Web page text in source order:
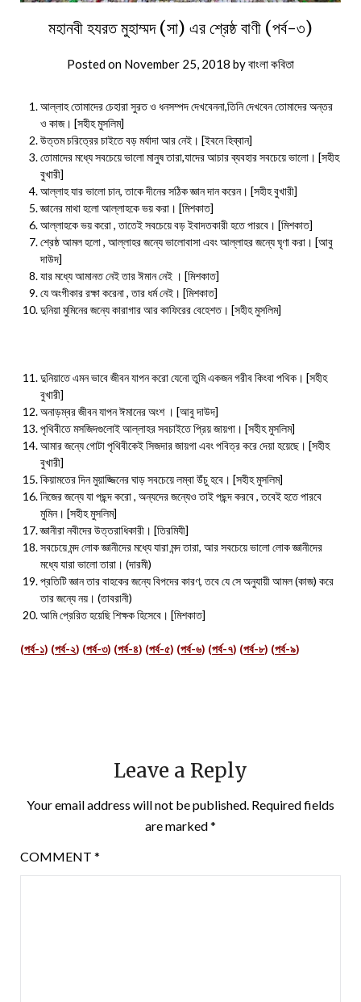
মহানবী হযরত মুহাম্মদ (সা) এর শ্রেষ্ঠ বাণী (পর্ব-৩)
Posted on November 25, 2018 byবাংলা কবিতা
আল্লাহ তোমাদের চেহারা সুরত ও ধনসম্পদ দেখবেননা,তিনি দেখবেন তোমাদের অন্তর
ও কাজ। [সহীহ মুসলিম]
উত্তম চরিত্রের চাইতে বড় মর্যাদা আর নেই। [ইবনে হিব্বান]
তোমাদের মধ্যে সবচেয়ে ভালো মানুষ তারা,যাদের আচার ব্যবহার সবচেয়ে ভালো। [সহীহ
বুখারী]
আল্লাহ যার ভালো চান, তাকে দীনের সঠিক জ্ঞান দান করেন। [সহীহ বুখারী]
জ্ঞানের মাথা হলো আল্লাহকে ভয় করা। [মিশকাত]
আল্লাহকে ভয় করো , তাতেই সবচেয়ে বড় ইবাদতকারী হতে পারবে। [মিশকাত]
শ্রেষ্ঠ আমল হলো , আল্লাহর জন্যে ভালোবাসা এবং আল্লাহর জন্যে ঘৃণা করা। [আবু
দাউদ]
যার মধ্যে আমানত নেই তার ঈমান নেই । [মিশকাত]
যে অংগীকার রক্ষা করেনা , তার ধর্ম নেই। [মিশকাত]
দুনিয়া মুমিনের জন্যে কারাগার আর কাফিরের বেহেশত। [সহীহ মুসলিম]
দুনিয়াতে এমন ভাবে জীবন যাপন করো যেনো তুমি একজন গরীব কিংবা পথিক। [সহীহ
বুখারী]
অনাড়ম্বর জীবন যাপন ঈমানের অংশ । [আবু দাউদ]
পৃথিবীতে মসজিদগুলোই আল্লাহর সবচাইতে প্রিয় জায়গা। [সহীহ মুসলিম]
আমার জন্যে গোটা পৃথিবীকেই সিজদার জায়গা এবং পবিত্র করে দেয়া হয়েছে। [সহীহ
বুখারী]
কিয়ামতের দিন মুয়াজ্জিনের ঘাড় সবচেয়ে লম্বা উঁচু হবে। [সহীহ মুসলিম]
নিজের জন্যে যা পছন্দ করো , অন্যদের জন্যেও তাই পছন্দ করবে , তবেই হতে পারবে
মুমিন। [সহীহ মুসলিম]
জ্ঞানীরা নবীদের উত্তরাধিকারী। [তিরমিযী]
সবচেয়ে মন্দ লোক জ্ঞানীদের মধ্যে যারা মন্দ তারা, আর সবচেয়ে ভালো লোক জ্ঞানীদের
মধ্যে যারা ভালো তারা। (দারমী)
প্রতিটি জ্ঞান তার বাহকের জন্যে বিপদের কার‌ণ, তবে যে সে অনুযায়ী আমল (কাজ) করে
তার জন্যে নয়। (তাবরানী)
আমি প্রেরিত হয়েছি শিক্ষক হিসেবে। [মিশকাত]
(পর্ব-১) (পর্ব-২) (পর্ব-৩) (পর্ব-৪) (পর্ব-৫) (পর্ব-৬) (পর্ব-৭) (পর্ব-৮) (পর্ব-৯)
Leave a Reply
Your email address will not be published. Required fields
are marked*
COMMENT *